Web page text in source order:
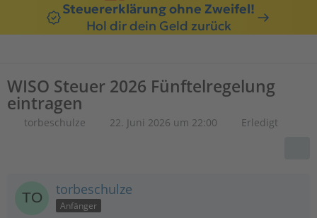
Steuererklärung ohne Zweifel!
Hol dir dein Geld zurück
WISO Steuer 2026 Fünftelregelung
eintragen
torbeschulze 22. Juni 2026 um 22:00 Erledigt
torbeschulze
Anfänger